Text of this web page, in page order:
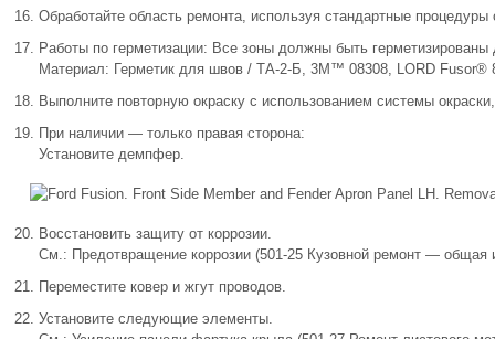
Обработайте область ремонта, используя стандартные
Работы по герметизации: Все зоны должны быть герметизированы
Материал: Герметик для швов / ТА-2-Б, 3M™ 08308, LORD Fusor®
Выполните повторную окраску с использованием системы
При наличии — только правая сторона:
Установите демпфер.
Восстановить защиту от коррозии.
См.: Предотвращение коррозии (501-25 Кузовной ремонт —
Переместите ковер и жгут проводов.
Установите следующие элементы.